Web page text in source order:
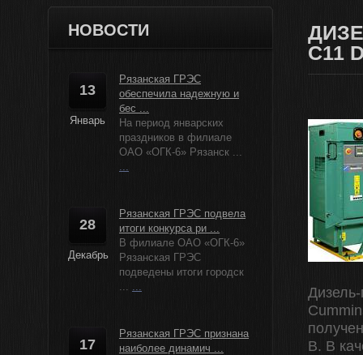
НОВОСТИ
13
Январь
Рязанская ГРЭС
обеспечила надежную и
бес ...
На период январских
праздников в филиале
ОАО «ОГК-6» Рязанск ...
...
28
Декабрь
Рязанская ГРЭС подвела
итоги конкурса ри ...
В филиале ОАО «ОГК-6»
Рязанская ГРЭС
подведены итоги городск
... ...
17
Рязанская ГРЭС признана
наиболее динамич ...
C11
В. В